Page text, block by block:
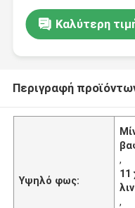
Καλύτερη
Περιγραφή
Υψηλό φως:
,
11
,